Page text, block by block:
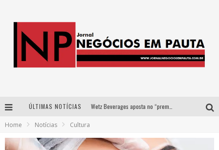
ÚLTIMAS NOTÍCIAS
Como a Cortex seduziu Google, AWS e McDonald’s com IA para o go-to-market
Home Notícias Cultura